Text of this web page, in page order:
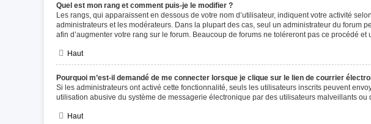
Quel est mon rang et comment puis-je le modifier ?
Les rangs, qui apparaissent en dessous de votre nom d’utilisateur, indiquent votre activité
administrateurs et les modérateurs. Dans la plupart des cas, seul un administrateur du forum
afin d’augmenter votre rang sur le forum. Beaucoup de forums ne toléreront pas ce procédé
Haut
Pourquoi m’est-il demandé de me connecter lorsque je clique sur le lien de courrier
Si les administrateurs ont activé cette fonctionnalité, seuls les utilisateurs inscrits peuvent
utilisation abusive du système de messagerie électronique par des utilisateurs malveillants ou
Haut